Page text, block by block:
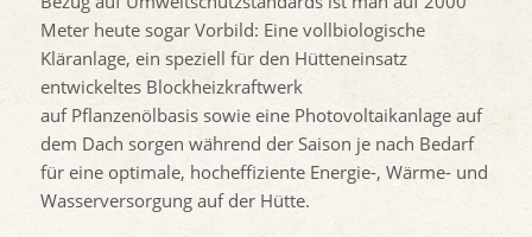
Meter heute sogar Vorbild: Eine vollbiologische
Kläranlage, ein speziell für den Hütteneinsatz
entwickeltes Blockheizkraftwerk
auf Pflanzenölbasis sowie eine Photovoltaikanlage auf
dem Dach sorgen während der Saison je nach Bedarf
für eine optimale, hocheffiziente Energie-, Wärme- und
Wasserversorgung auf der Hütte.